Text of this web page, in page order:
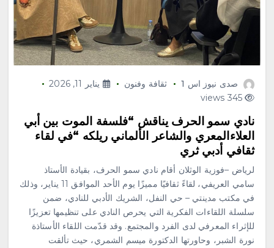
صدى نيوز اس 1 ثقافة وفنون
يناير 11, 2026
345 views
نادي سمو الحرف يناقش “فلسفة الموت بين أبي
العلاءالمعري والشاعر الألماني ريلكه “في لقاء
ثقافي أدبي ثري
لرياض –فوزية الوثلان أقام نادي سمو الحرف، بقيادة الأستاذ
سامي العريفي، لقاءً ثقافيًا مميزًا يوم الأحد الموافق 11 يناير، وذلك
في مكتب مدينتي – حي النفل، الشريك الأدبي للنادي، ضمن
سلسلة اللقاءات الفكرية التي يحرص النادي على تنظيمها تعزيزًا
للإثراء المعرفي لدى الفرد والمجتمع. وقد قدّمت اللقاء الأستاذة
نورة الشبر، وحاورتها الدكتورة ميسم الشمري، حيث تألقت